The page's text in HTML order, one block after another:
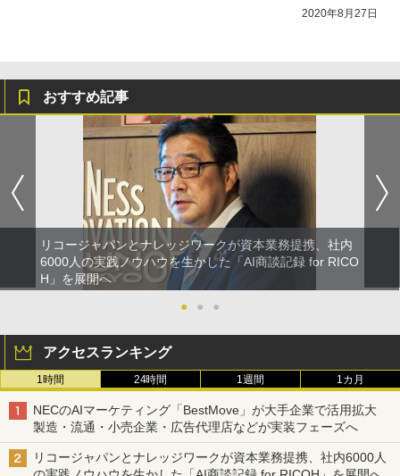
2020年8月27日
おすすめ記事
リコージャパンとナレッジワークが資本業務提携、社内
6000人の実践ノウハウを生かした「AI商談記録 for RICO
H」を展開へ
●
● ●
アクセスランキング
1時間 24時間 1週間 1カ月
NECのAIマーケティング「BestMove」が大手企業で活用拡大
製造・流通・小売企業・広告代理店などが実装フェーズへ
リコージャパンとナレッジワークが資本業務提携、社内6000人